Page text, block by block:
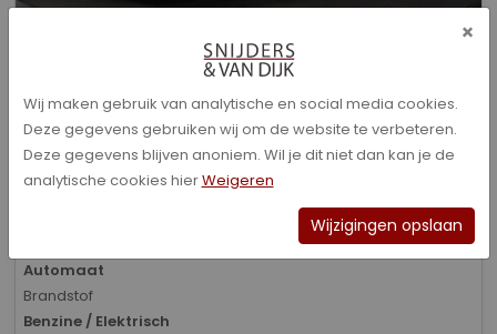
Audi A3 - Sportback 40 TFSI e Advanced edition
Bouwjaar
01-2026
Kilometerstand
Automaat
Brandstof
Benzine / Elektrisch
×
Wij maken gebruik van analytische en social media cookies.
Deze gegevens gebruiken wij om de website te verbeteren.
Deze gegevens blijven anoniem. Wil je dit niet dan kan je de
analytische cookies hierWeigeren
Wijzigingen opslaan